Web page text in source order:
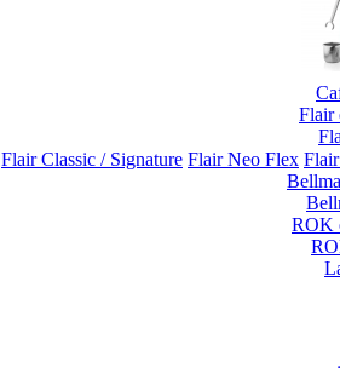
Flair Classic / Signature Flair Neo Flex